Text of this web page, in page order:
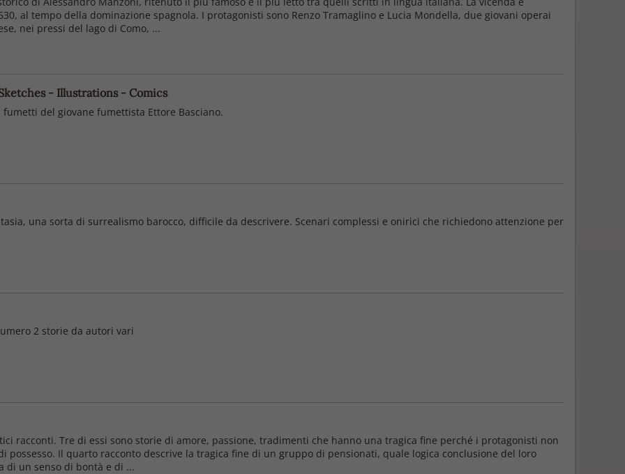
al tempo della dominazione spagnola. I protagonisti sono Renzo Tramaglino e Lucia Mondella, due giovani operai
nei pressi del lago di Como, ...
- Illustrations - Comics
del giovane fumettista Ettore Basciano.
una sorta di surrealismo barocco, difficile da descrivere. Scenari complessi e onirici che richiedono attenzione per
2 storie da autori vari
racconti. Tre di essi sono storie di amore, passione, tradimenti che hanno una tragica fine perché i protagonisti non
possesso. Il quarto racconto descrive la tragica fine di un gruppo di pensionati, quale logica conclusione del loro
di un senso di bontà e di ...